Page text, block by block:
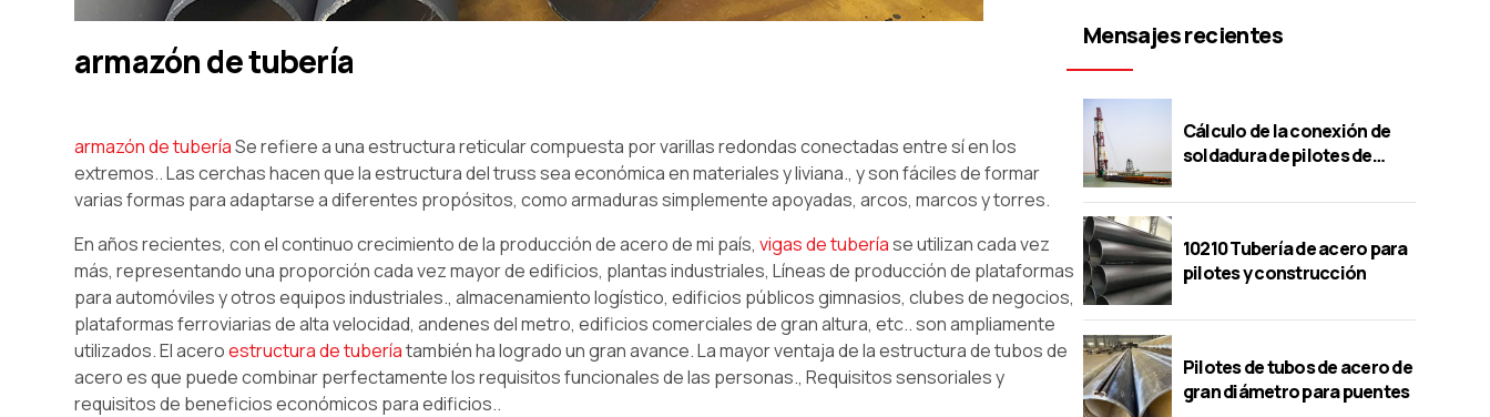
armazón de tubería
armazón de tuberíaSe refiere a una estructura reticular compuesta por varillas redondas conectadas entre sí en los
extremos.. Las cerchas hacen que la estructura del truss sea económica en materiales y liviana., y son fáciles de formar
varias formas para adaptarse a diferentes propósitos, como armaduras simplemente apoyadas, arcos, marcos y torres.
En años recientes, con el continuo crecimiento de la producción de acero de mi país,vigas de tuberíase utilizan cada vez
más, representando una proporción cada vez mayor de edificios, plantas industriales, Líneas de producción de plataformas
para automóviles y otros equipos industriales., almacenamiento logístico, edificios públicos gimnasios, clubes de negocios,
plataformas ferroviarias de alta velocidad, andenes del metro, edificios comerciales de gran altura, etc.. son ampliamente
utilizados. El aceroestructura de tuberíatambién ha logrado un gran avance. La mayor ventaja de la estructura de tubos de
acero es que puede combinar perfectamente los requisitos funcionales de las personas., Requisitos sensoriales y
requisitos de beneficios económicos para edificios..
Mensajes recientes
Cálculo de la conexión de
soldadura de pilotes de
10210 Tubería de acero para
pilotes y construcción
Pilotes de tubos de acero de
gran diámetro para puentes